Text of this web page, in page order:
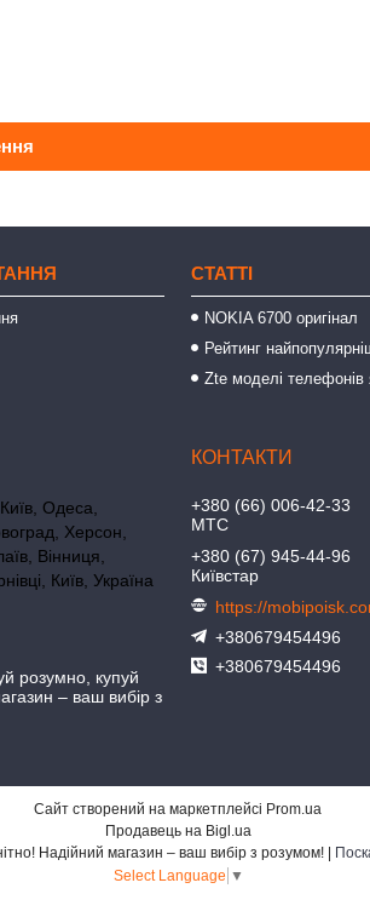
СТАТТІ
NOKIA 6700 оригінал
Рейтинг
Zte моделі
Одеса,
Херсон,
Вінниця,
Київ, Україна
розумно, купуй
– ваш вибір з
+380 (66) 006-42-33
МТС
+380 (67) 945-44-96
Київстар
https://
+380679454496
+380679454496
Сайт створений на маркетплейсі Prom.ua
Продавець на Bigl.ua
MOBIPOISK✌ - Заощаджуй розумно, купуй різноманітно! Надійний магазин – ваш вибір з розумом! |
Select Language ▼